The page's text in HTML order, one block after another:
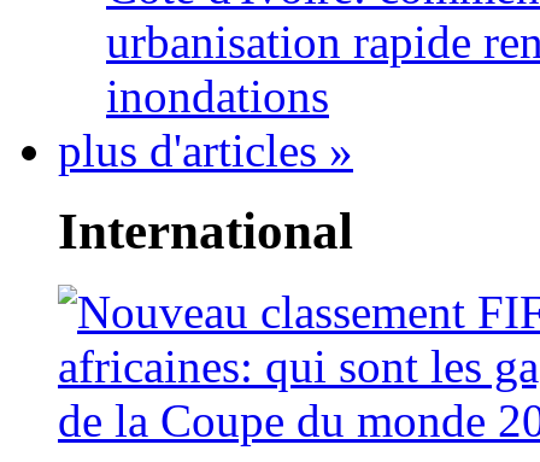
urbanisation rapide
inondations
plus d'articles »
International